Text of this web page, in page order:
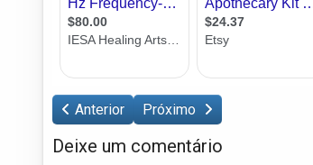
Anterior Próximo
Deixe um comentário